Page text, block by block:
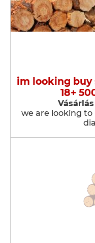
im looking buy
18+
we are looking to